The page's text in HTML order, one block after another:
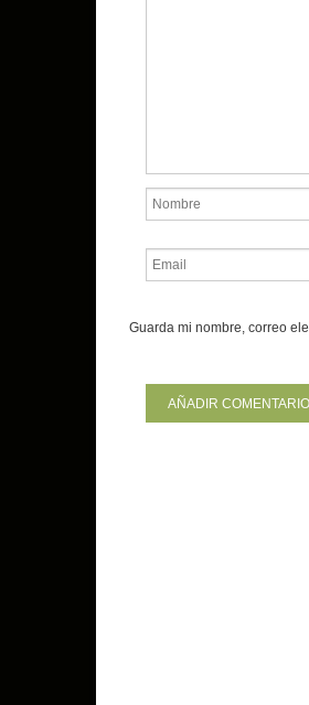
Guarda mi nombre, correo